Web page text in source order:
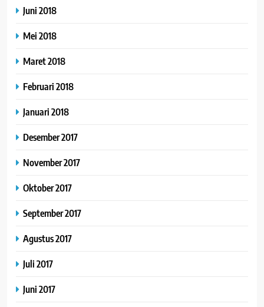
Juni 2018
Mei 2018
Maret 2018
Februari 2018
Januari 2018
Desember 2017
November 2017
Oktober 2017
September 2017
Agustus 2017
Juli 2017
Juni 2017